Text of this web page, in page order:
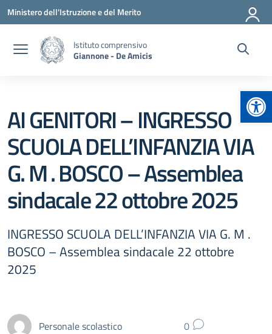
Vai ai contenuti
Vai al menu di navigazione
Vai al footer
Ministero dell'Istruzione e del Merito
Istituto comprensivo
Giannone - De Amicis
AI GENITORI – INGRESSO
SCUOLA DELL’INFANZIA VIA
G. M . BOSCO – Assemblea
sindacale 22 ottobre 2025
INGRESSO SCUOLA DELL’INFANZIA VIA G. M .
BOSCO – Assemblea sindacale 22 ottobre
2025
Personale scolastico 0